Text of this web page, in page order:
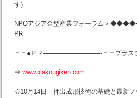
す）
NPOアジア金型産業フォーラム＞
PR
＝＝●ＰＲ—————————-＝＝プラスチ
⇒ www.plakougiken.com
☆10月14日 押出成形技術の基礎と最新